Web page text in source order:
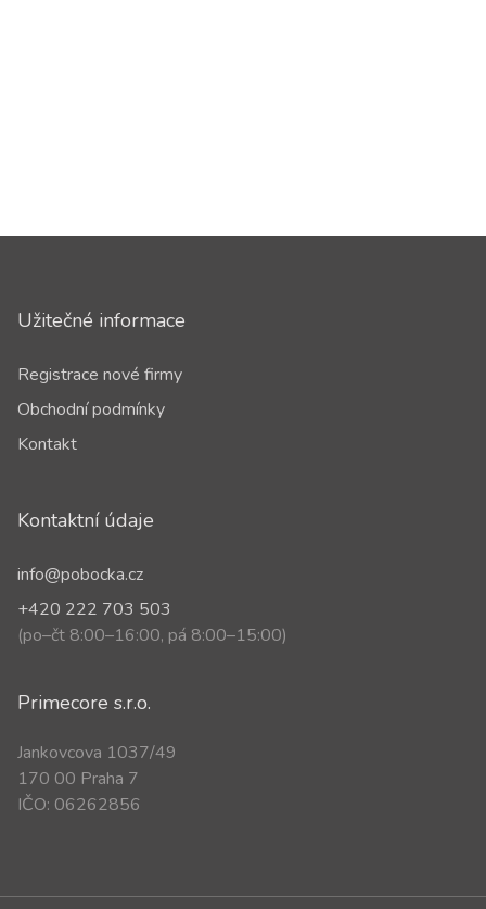
Užitečné informace
Registrace nové firmy
Obchodní podmínky
Kontakt
Kontaktní údaje
info@pobocka.cz
+420 222 703 503
(po–čt 8:00–16:00, pá 8:00–15:00)
Primecore s.r.o.
Jankovcova 1037/49
170 00 Praha 7
IČO: 06262856